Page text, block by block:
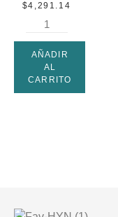
$4,291.14
AÑADIR
AL
CARRITO